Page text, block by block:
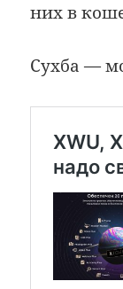
них в
Сухба —